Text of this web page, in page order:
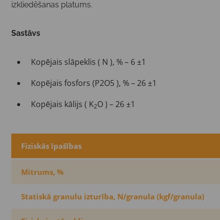
izkliedēšanas platums.
Sastāvs
Kopējais slāpeklis ( N ), % – 6 ±1
Kopējais fosfors (P2O5 ), % – 26 ±1
Kopējais kālijs ( K2O ) – 26 ±1
Fiziskās īpašības
Mitrums, %
Statiskā granulu izturība, N/granula (kgf/granula)